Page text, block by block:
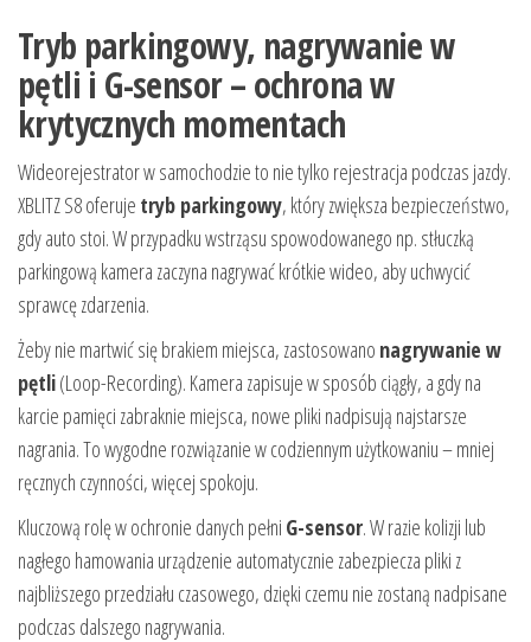
Tryb parkingowy, nagrywanie w
pętli i G-sensor – ochrona w
krytycznych momentach
Wideorejestrator w samochodzie to nie tylko rejestracja podczas jazdy.
XBLITZ S8 oferuje tryb parkingowy, który zwiększa bezpieczeństwo,
gdy auto stoi. W przypadku wstrząsu spowodowanego np. stłuczką
parkingową kamera zaczyna nagrywać krótkie wideo, aby uchwycić
sprawcę zdarzenia.
Żeby nie martwić się brakiem miejsca, zastosowano nagrywanie w
pętli(Loop-Recording). Kamera zapisuje w sposób ciągły, a gdy na
karcie pamięci zabraknie miejsca, nowe pliki nadpisują najstarsze
nagrania. To wygodne rozwiązanie w codziennym użytkowaniu – mniej
ręcznych czynności, więcej spokoju.
Kluczową rolę w ochronie danych pełni G-sensor. W razie kolizji lub
nagłego hamowania urządzenie automatycznie zabezpiecza pliki z
najbliższego przedziału czasowego, dzięki czemu nie zostaną nadpisane
podczas dalszego nagrywania.